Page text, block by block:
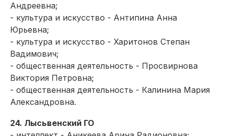
Андреевна;
- культура и искусство - Антипина Анна
Юрьевна;
- культура и искусство - Харитонов Степан
Вадимович;
- общественная деятельность - Просвирнова
Виктория Петровна;
- общественная деятельность - Калинина Мария
Александровна.
24. Лысьвенский ГО